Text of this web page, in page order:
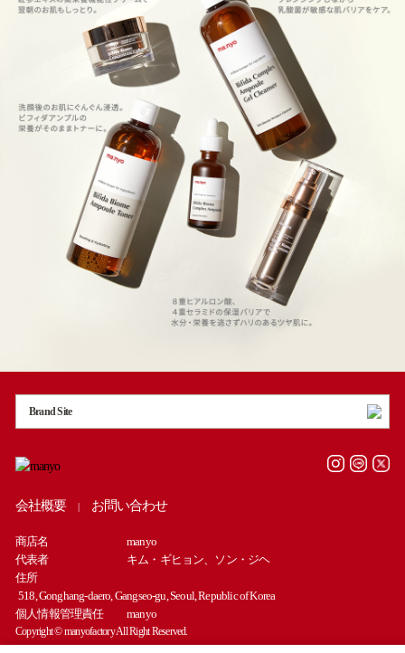
Brand Site
会社概要 | お問い合わせ
商店名
manyo
代表者
キム・ギヒョン、ソン・ジヘ
住所
518, Gonghang-daero, Gangseo-gu, Seoul, Republic of Korea
個人情報管理責任
manyo
Copyright © manyofactory All Right Reserved.